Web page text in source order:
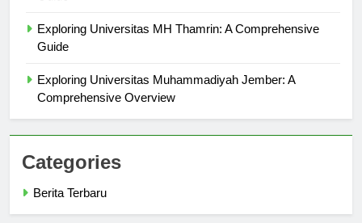
Exploring Universitas MH Thamrin: A Comprehensive
Exploring Universitas Muhammadiyah Jember: A
Categories